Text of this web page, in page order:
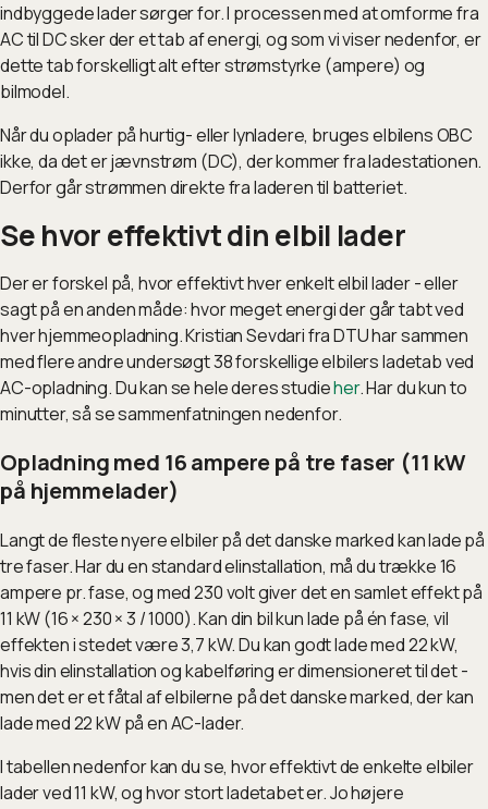
indbyggede lader sørger for. I processen med at omforme fra
AC til DC sker der et tab af energi, og som vi viser nedenfor, er
dette tab forskelligt alt efter strømstyrke (ampere) og
bilmodel.
Når du oplader på hurtig- eller lynladere, bruges elbilens OBC
ikke, da det er jævnstrøm (DC), der kommer fra ladestationen.
Derfor går strømmen direkte fra laderen til batteriet.
Se hvor effektivt din elbil lader
Der er forskel på, hvor effektivt hver enkelt elbil lader - eller
sagt på en anden måde: hvor meget energi der går tabt ved
hver hjemmeopladning. Kristian Sevdari fra DTU har sammen
med flere andre undersøgt 38 forskellige elbilers ladetab ved
AC-opladning. Du kan se hele deres studieher. Har du kun to
minutter, så se sammenfatningen nedenfor.
Opladning med 16 ampere på tre faser (11 kW
på hjemmelader)
Langt de fleste nyere elbiler på det danske marked kan lade på
tre faser. Har du en standard elinstallation, må du trække 16
ampere pr. fase, og med 230 volt giver det en samlet effekt på
11 kW (16 × 230 × 3 / 1000). Kan din bil kun lade på én fase, vil
effekten i stedet være 3,7 kW. Du kan godt lade med 22 kW,
hvis din elinstallation og kabelføring er dimensioneret til det -
men det er et fåtal af elbilerne på det danske marked, der kan
lade med 22 kW på en AC-lader.
I tabellen nedenfor kan du se, hvor effektivt de enkelte elbiler
lader ved 11 kW, og hvor stort ladetabet er. Jo højere